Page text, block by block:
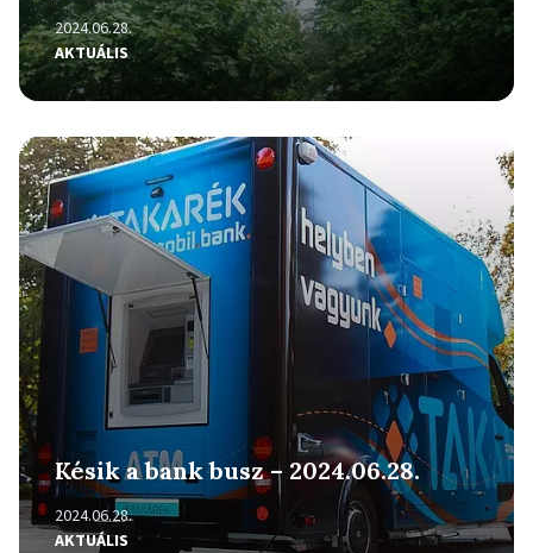
2024.06.28.
AKTUÁLIS
Késik a bank busz – 2024.06.28.
2024.06.28.
AKTUÁLIS
Részletek